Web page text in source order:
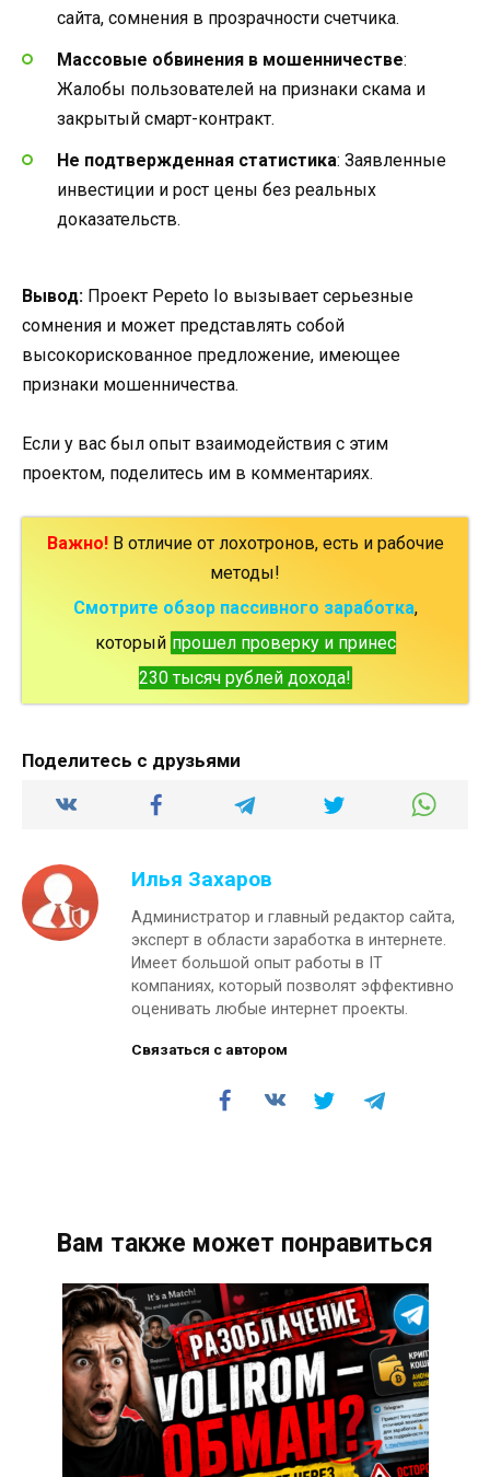
сайта, сомнения в прозрачности счетчика.
Массовые обвинения в мошенничестве:
Жалобы пользователей на признаки скама и
закрытый смарт-контракт.
Не подтвержденная статистика: Заявленные
инвестиции и рост цены без реальных
доказательств.
Вывод: Проект Pepeto Io вызывает серьезные
сомнения и может представлять собой
высокорискованное предложение, имеющее
признаки мошенничества.
Если у вас был опыт взаимодействия с этим
проектом, поделитесь им в комментариях.
Важно!В отличие от лохотронов, есть и рабочие
методы!
Смотрите обзор пассивного заработка,
который прошел проверку и принес
230 тысяч рублей дохода!
Поделитесь с друзьями
Илья Захаров
Администратор и главный редактор сайта,
эксперт в области заработка в интернете.
Имеет большой опыт работы в IT
компаниях, который позволят эффективно
оценивать любые интернет проекты.
Связаться с автором
Вам также может понравиться